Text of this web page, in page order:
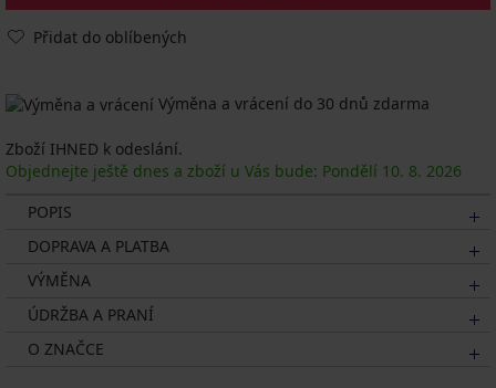
Přidat do oblíbených
Výměna a vrácení do 30 dnů zdarma
Zboží IHNED k odeslání.
Objednejte ještě dnes a zboží u Vás bude: Pondělí 10. 8. 2026
POPIS
DOPRAVA A PLATBA
VÝMĚNA
ÚDRŽBA A PRANÍ
O ZNAČCE